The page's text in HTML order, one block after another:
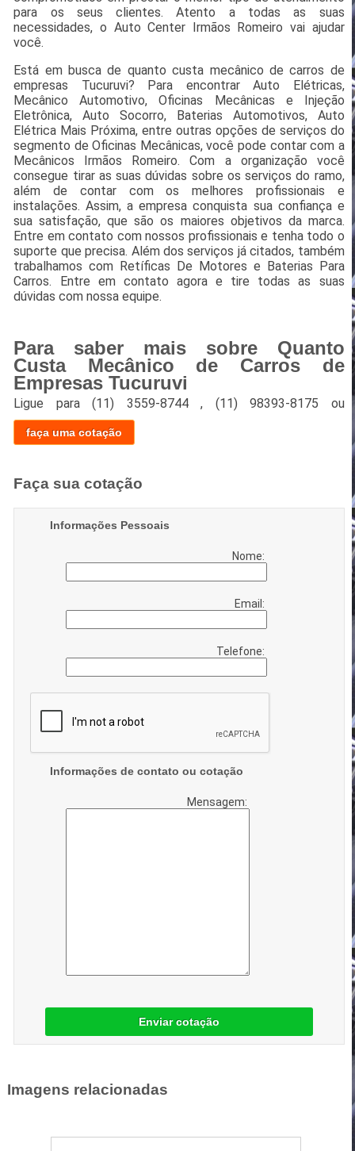
para os seus clientes. Atento a todas as suas
necessidades, o Auto Center Irmãos Romeiro vai ajudar
você.
Está em busca de quanto custa mecânico de carros de
empresas Tucuruvi? Para encontrar Auto Elétricas,
Mecânico Automotivo, Oficinas Mecânicas e Injeção
Eletrônica, Auto Socorro, Baterias Automotivos, Auto
Elétrica Mais Próxima, entre outras opções de serviços do
segmento de Oficinas Mecânicas, você pode contar com a
Mecânicos Irmãos Romeiro. Com a organização você
consegue tirar as suas dúvidas sobre os serviços do ramo,
além de contar com os melhores profissionais e
instalações. Assim, a empresa conquista sua confiança e
sua satisfação, que são os maiores objetivos da marca.
Entre em contato com nossos profissionais e tenha todo o
suporte que precisa. Além dos serviços já citados, também
trabalhamos com Retíficas De Motores e Baterias Para
Carros. Entre em contato agora e tire todas as suas
dúvidas com nossa equipe.
Para saber mais sobre Quanto
Custa Mecânico de Carros de
Empresas Tucuruvi
Ligue para(11) 3559-8744 , (11) 98393-8175 ou
faça uma cotação
Faça sua cotação
Informações Pessoais
Nome:
Email:
Telefone:
Informações de contato ou cotação
Mensagem:
Enviar cotação
Imagens relacionadas